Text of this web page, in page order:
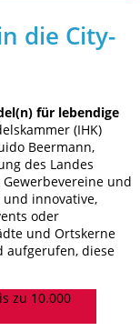
die City-
für lebendige
(IHK)
Beermann,
des Landes
und
innovative,
oder
und Ortskerne
aufgerufen, diese
zu 10.000